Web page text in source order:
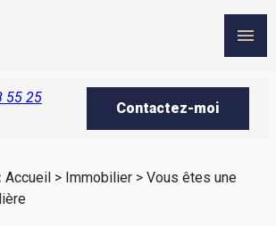
menu
55 25
Contactez-moi
Accueil> Immobilier> Vous êtes une
cookies